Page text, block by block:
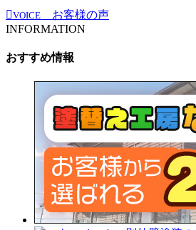
VOICE
お客様の声
INFORMATION
おすすめ情報